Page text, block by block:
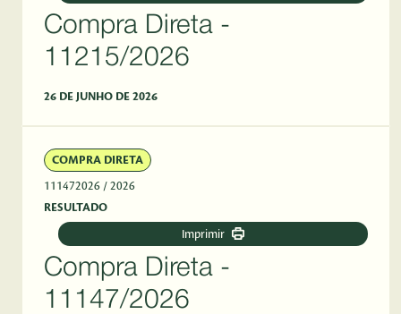
Compra Direta -
11215/2026
26 DE JUNHO DE 2026
COMPRA DIRETA
111472026 / 2026
RESULTADO
Imprimir
Compra Direta -
11147/2026